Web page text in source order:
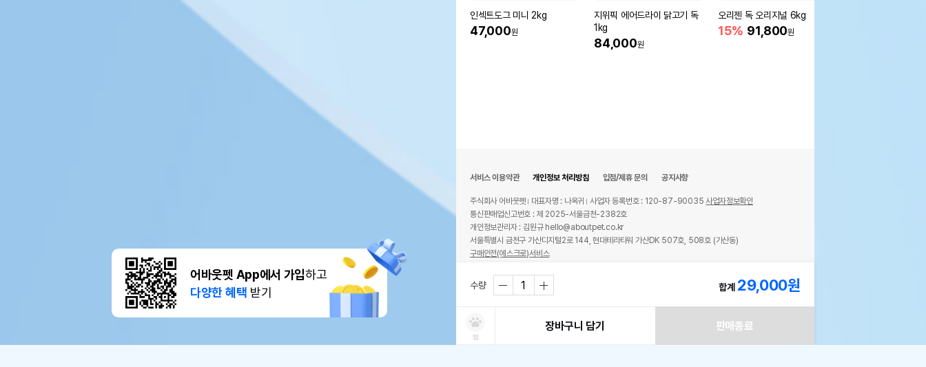
어바웃펫 App에서 가입하고
다양한 혜택 받기
인섹트도그 미니 2kg
47,000원
지위픽 에어드라이 닭고기 독
1kg
84,000원
오리젠 독 오리지널 6kg
15% 91,800원
수량 합계 29,000원
찜
장바구니 담기 판매종료
서비스 이용약관 개인정보 처리방침 입점/제휴 문의 공지사항
주식회사 어바웃펫 대표자명 : 나옥귀 사업자 등록번호 : 120-87-90035사업자정보확인
통신판매업신고번호 : 제 2025-서울금천-2382호
개인정보관리자 : 김원규 hello@aboutpet.co.kr
서울특별시 금천구 가산디지털2로 144, 현대테라타워 가산DK 507호, 508호 (가산동)
구매안전(에스크로)서비스